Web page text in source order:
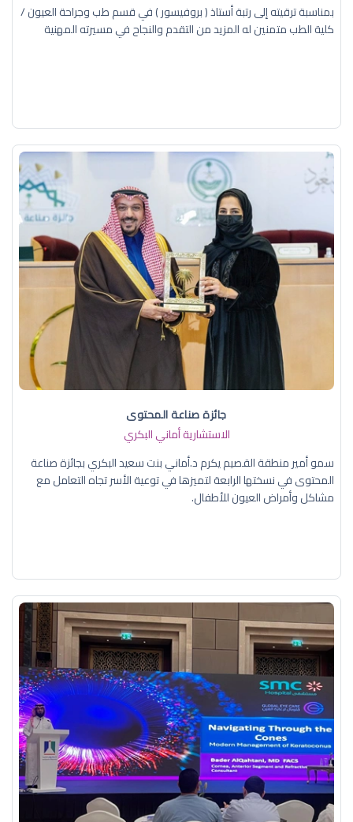
بمناسبة ترقيته إلى رتبة أستاذ ( بروفيسور ) في قسم طب وجراحة العيون /
كلية الطب متمنين له المزيد من التقدم والنجاح في مسيرته المهنية
جائزة صناعة المحتوى
الاستشارية أماني البكري
سمو أمير منطقة القصيم يكرم د.أماني بنت سعيد البكري بجائزة صناعة
المحتوى في نسختها الرابعة لتميزها في توعية الأسر تجاه التعامل مع
مشاكل وأمراض العيون للأطفال.